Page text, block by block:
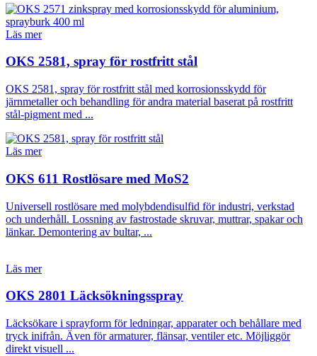
Läs mer
OKS 2581, spray för rostfritt stål
OKS 2581, spray för rostfritt stål med korrosionsskydd för
järnmetaller och behandling för andra material baserat på rostfritt
stål-pigment med ...
Läs mer
OKS 611 Rostlösare med MoS2
Universell rostlösare med molybdendisulfid för industri, verkstad
och underhåll. Lossning av fastrostade skruvar, muttrar, spakar och
länkar. Demontering av bultar, ...
Läs mer
OKS 2801 Läcksökningsspray
Läcksökare i sprayform för ledningar, apparater och behållare med
tryck inifrån. Även för armaturer, flänsar, ventiler etc. Möjliggör
direkt visuell ...